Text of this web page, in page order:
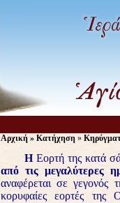
Αρχική» Κατήχηση»
ΗΕορτή της κατά
από τις μεγαλύτερες
αναφέρεται σε
κορυφαίες εορτές